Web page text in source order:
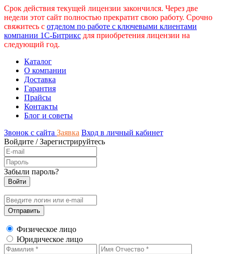
Срок действия текущей лицензии закончился. Через две
недели этот сайт полностью прекратит свою работу. Срочно
свяжитесь с отделом по работе с ключевыми клиентами
компании 1С-Битрикс для приобретения лицензии на
следующий год.
Каталог
О компании
Доставка
Гарантия
Прайсы
Контакты
Блог и советы
Звонок с сайта Заявка Вход в личный кабинет
Войдите /Зарегистрируйтесь
Забыли пароль?
Физическое лицо
Юридическое лицо